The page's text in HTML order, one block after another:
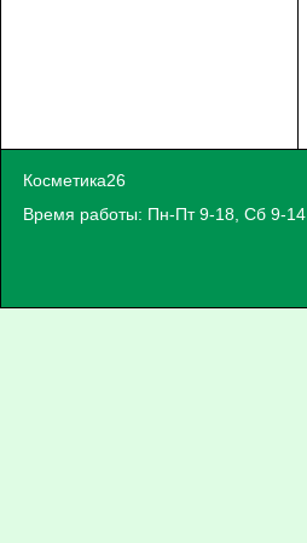
Косметика26
Время работы: Пн-Пт 9-18, Сб 9-14